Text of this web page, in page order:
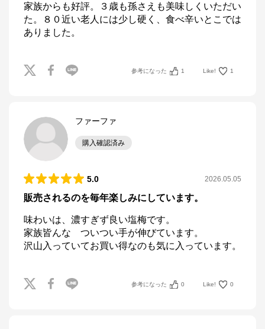
家族からも好評。３歳も孫さえも美味しくいただい
た。８０近い老人には少し硬く、食べ辛いとこでは
ありました。
参考になった 1 Like! 1
ファーファ
購入確認済み
5.0 2026.05.05
販売されるのを毎年楽しみにしています。
味わいは、濃すぎず良い塩梅です。
家族皆んな　ついつい手が伸びています。
沢山入っていてお買い得なのも気に入っています。
参考になった 0 Like! 0